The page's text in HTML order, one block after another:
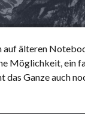
älteren
Möglichkeit, ein
Ganze auch